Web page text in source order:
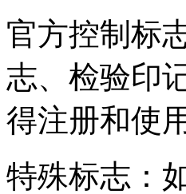
官方控制标
志、检验印
得注册和使用
特殊标志‌：